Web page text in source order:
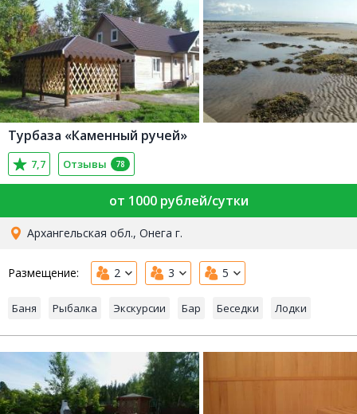
Турбаза «Каменный ручей»
7,7 Отзывы 78
от 1000 рублей/сутки
Архангельская обл., Онега г.
Размещение: 2 3 5
Баня Рыбалка Экскурсии Бар Беседки Лодки